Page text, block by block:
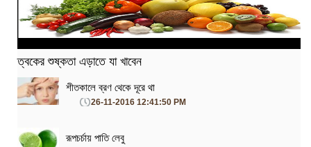
ত্বকের শুষ্কতা এড়াতে যা খাবেন
শীতকালে ব্রণ থেকে দূরে থা
26-11-2016 12:41:50 PM
রূপচর্চায় পাতি লেবু